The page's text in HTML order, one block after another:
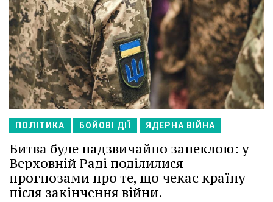
ПОЛІТИКА БОЙОВІ ДІЇ ЯДЕРНА ВІЙНА
Битва буде надзвичайно запеклою: у
Верховній Раді поділилися
прогнозами про те, що чекає країну
після закінчення війни.